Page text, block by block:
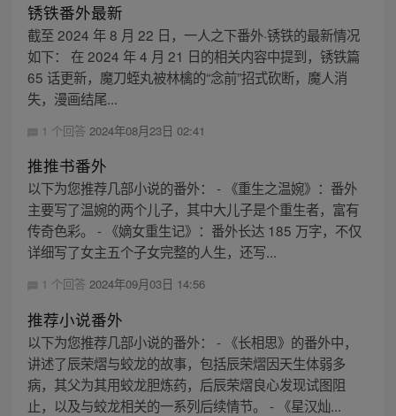
锈铁番外最新
截至 2024 年 8 月 22 日，一人之下番外·锈铁的最新情况
如下： 在 2024 年 4 月 21 日的相关内容中提到，锈铁篇
65 话更新，魔刀蛭丸被林檎的“念前”招式砍断，魔人消
失，漫画结尾...
1 个回答 2024年08月23日 02:41
推推书番外
以下为您推荐几部小说的番外： - 《重生之温婉》：番外
主要写了温婉的两个儿子，其中大儿子是个重生者，富有
传奇色彩。 - 《嫡女重生记》：番外长达 185 万字，不仅
详细写了女主五个子女完整的人生，还写...
1 个回答 2024年09月03日 14:56
推荐小说番外
以下为您推荐几部小说的番外： - 《长相思》的番外中，
讲述了辰荣熠与蛟龙的故事，包括辰荣熠因天生体弱多
病，其父为其用蛟龙胆炼药，后辰荣熠良心发现试图阻
止，以及与蛟龙相关的一系列后续情节。 - 《星汉灿...